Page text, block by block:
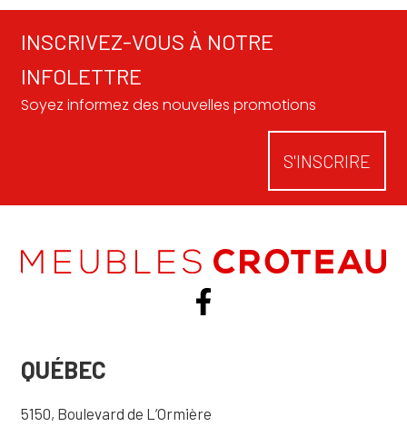
INSCRIVEZ-VOUS À NOTRE
INFOLETTRE
Soyez informez des nouvelles promotions
S'INSCRIRE
QUÉBEC
5150, Boulevard de L’Ormière